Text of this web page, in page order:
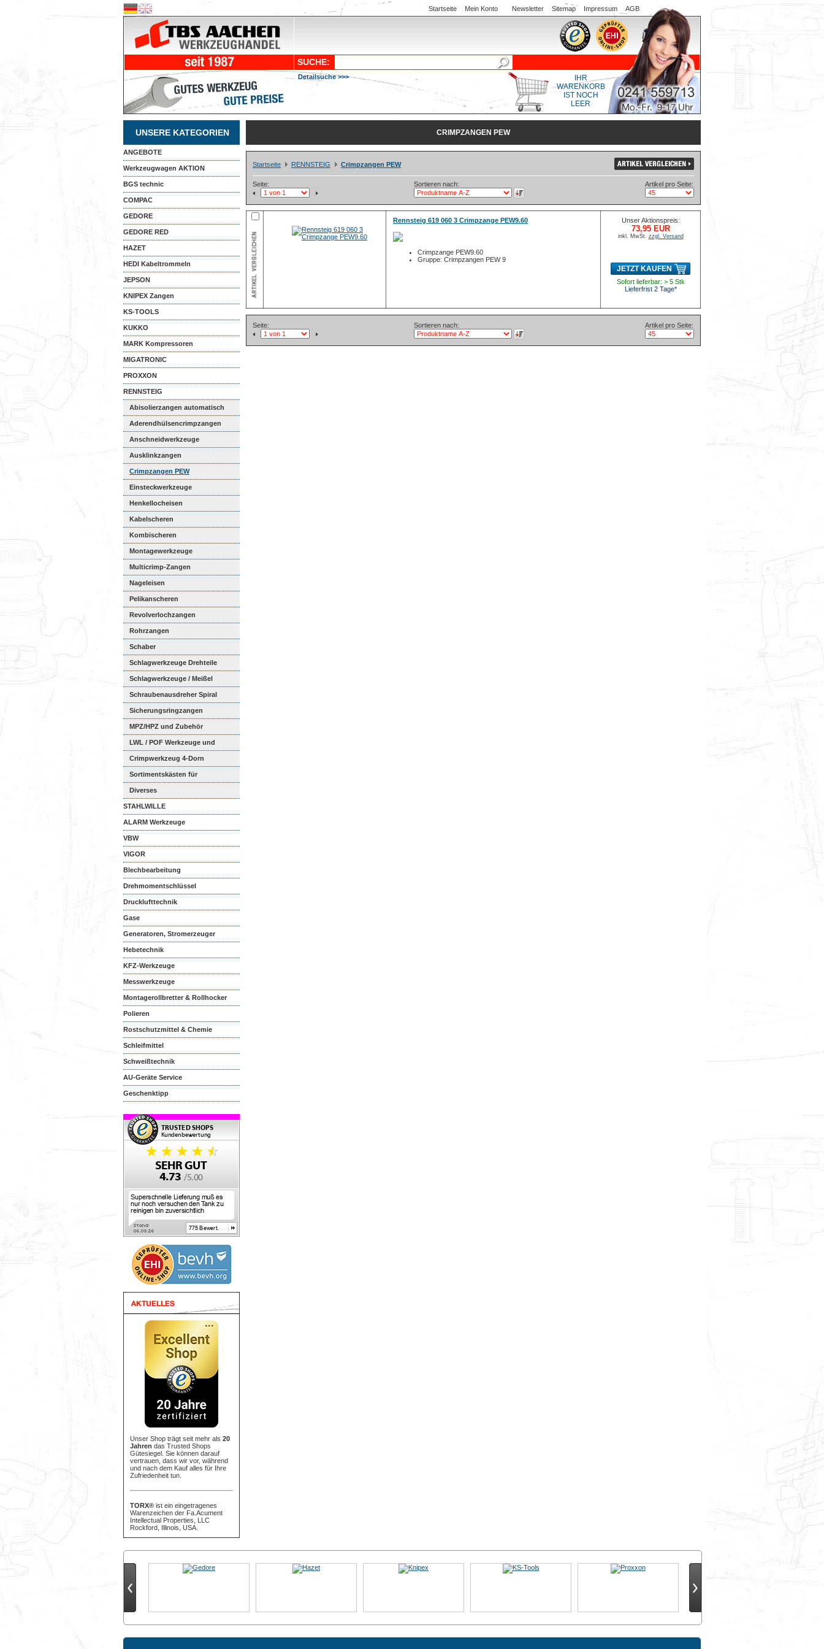
Startseite Mein Konto Newsletter Sitemap Impressum AGB
SUCHE:
Detailsuche >>>
IHR
WARENKORB
IST NOCH
LEER
UNSERE KATEGORIEN
ANGEBOTE
Werkzeugwagen AKTION
BGS technic
COMPAC
GEDORE
GEDORE RED
HAZET
HEDI Kabeltrommeln
JEPSON
KNIPEX Zangen
KS-TOOLS
KUKKO
MARK Kompressoren
MIGATRONIC
PROXXON
RENNSTEIG
Abisolierzangen automatisch
Aderendhülsencrimpzangen
Anschneidwerkzeuge
Ausklinkzangen
Crimpzangen PEW
Einsteckwerkzeuge
Henkellocheisen
Kabelscheren
Kombischeren
Montagewerkzeuge
Multicrimp-Zangen
Nageleisen
Pelikanscheren
Revolverlochzangen
Rohrzangen
Schaber
Schlagwerkzeuge Drehteile
Schlagwerkzeuge / Meißel
Schraubenausdreher Spiral
Sicherungsringzangen
MPZ/HPZ und Zubehör
LWL / POF Werkzeuge und
Zubehör
Crimpwerkzeug 4-Dorn
Sortimentskästen für
Aderendhül...
Diverses
STAHLWILLE
ALARM Werkzeuge
VBW
VIGOR
Blechbearbeitung
Drehmomentschlüssel
Drucklufttechnik
Gase
Generatoren, Stromerzeuger
Hebetechnik
KFZ-Werkzeuge
Messwerkzeuge
Montagerollbretter & Rollhocker
Polieren
Rostschutzmittel & Chemie
Schleifmittel
Schweißtechnik
AU-Geräte Service
Geschenktipp
Unser Shop trägt seit mehr als 20
Jahren das Trusted Shops
Gütesiegel. Sie können darauf
vertrauen, dass wir vor, während
und nach dem Kauf alles für Ihre
Zufriedenheit tun.
TORX® ist ein eingetragenes
Warenzeichen der Fa.Acument
Intellectual Properties, LLC
Rockford, Illinois, USA.
CRIMPZANGEN PEW
Startseite RENNSTEIG Crimpzangen PEW
Seite: Sortieren nach: Artikel pro Seite:
Rennsteig 619 060 3 Crimpzange PEW9.60
Crimpzange PEW9.60
Gruppe: Crimpzangen PEW 9
Unser Aktionspreis:
73,95 EUR
inkl. MwSt. zzgl. Versand
JETZT KAUFEN
Sofort lieferbar: > 5 Stk
Lieferfrist 2 Tage*
Seite: Sortieren nach: Artikel pro Seite: